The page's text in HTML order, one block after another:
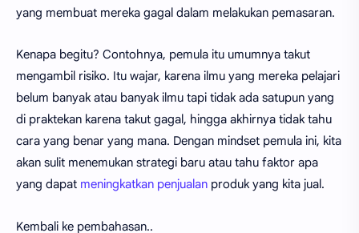
yang membuat mereka gagal dalam melakukan pemasaran.
Kenapa begitu? Contohnya, pemula itu umumnya takut
mengambil risiko. Itu wajar, karena ilmu yang mereka pelajari
belum banyak atau banyak ilmu tapi tidak ada satupun yang
di praktekan karena takut gagal, hingga akhirnya tidak tahu
cara yang benar yang mana. Dengan mindset pemula ini, kita
akan sulit menemukan strategi baru atau tahu faktor apa
yang dapat meningkatkan penjualan produk yang kita jual.
Kembali ke pembahasan..